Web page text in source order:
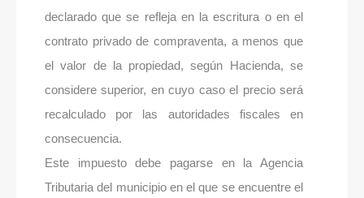
declarado que se refleja en la escritura o en el
contrato privado de compraventa, a menos que
el valor de la propiedad, según Hacienda, se
considere superior, en cuyo caso el precio será
recalculado por las autoridades fiscales en
consecuencia.
Este impuesto debe pagarse en la Agencia
Tributaria del municipio en el que se encuentre el